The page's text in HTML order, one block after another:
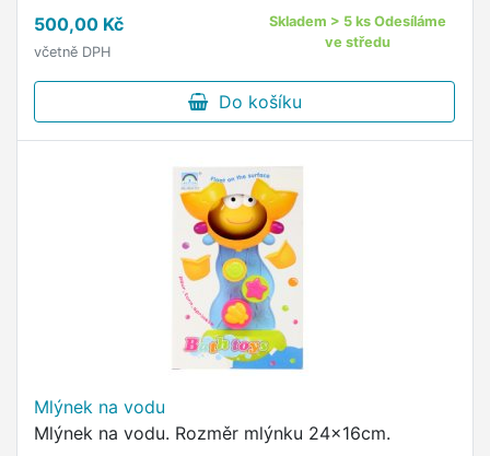
500,00 Kč
včetně DPH
Skladem > 5 ks Odesíláme
ve středu
Do košíku
Mlýnek na vodu
Mlýnek na vodu. Rozměr mlýnku 24x16cm.